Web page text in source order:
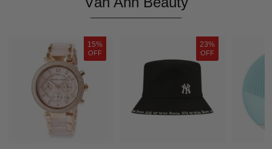
15%
OFF
23%
OFF